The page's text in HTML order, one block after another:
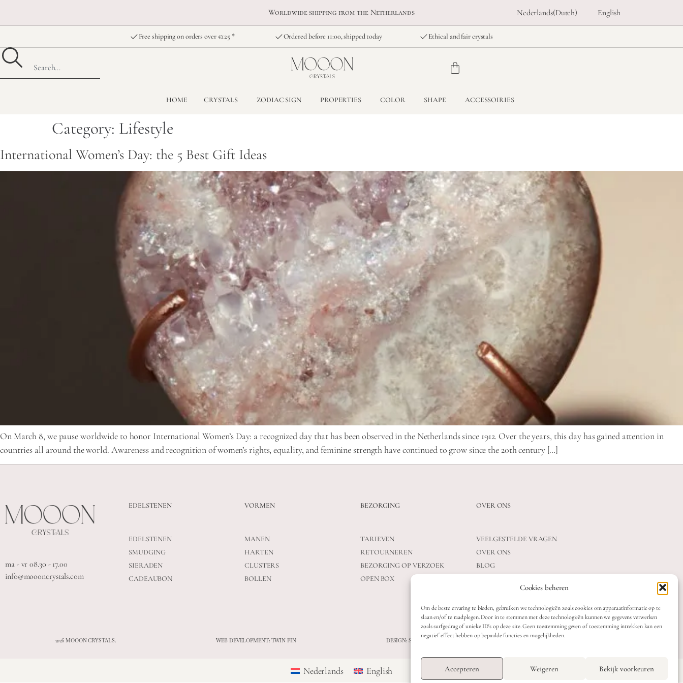
Cookies beheren
Om de beste ervaring te bieden, gebruiken we technologieën zoals cookies om apparaatinformatie op te
slaan en/of te raadplegen. Door in te stemmen met deze technologieën kunnen we gegevens verwerken
zoals surfgedrag of unieke ID's op deze site. Geen toestemming geven of toestemming intrekken kan een
negatief effect hebben op bepaalde functies en mogelijkheden.
Accepteren Weigeren Bekijk voorkeuren
Worldwide shipping from the Netherlands Nederlands(Dutch) English
Free shipping on orders over €125 * Ordered before 11:00, shipped today Ethical and fair crystals
HOME CRYSTALS ZODIAC SIGN PROPERTIES COLOR SHAPE ACCESSOIRIES
Category: Lifestyle
International Women’s Day: the 5 Best Gift Ideas
On March 8, we pause worldwide to honor International Women’s Day: a recognized day that has been observed in the Netherlands since 1912. Over the years, this day has gained attention in
countries all around the world. Awareness and recognition of women’s rights, equality, and feminine strength have continued to grow since the 20th century […]
ma - vr 08.30 - 17.00
info@moooncrystals.com
EDELSTENEN
EDELSTENEN
SMUDGING
SIERADEN
CADEAUBON
VORMEN
MANEN
HARTEN
CLUSTERS
BOLLEN
BEZORGING
TARIEVEN
RETOURNEREN
BEZORGING OP VERZOEK
OPEN BOX
OVER ONS
VEELGESTELDE VRAGEN
OVER ONS
BLOG
2026 MOOON CRYSTALS. WEB DEVELOPMENT: TWIN FIN DESIGN: STUDIO SANNE-LOTTE
Nederlands English